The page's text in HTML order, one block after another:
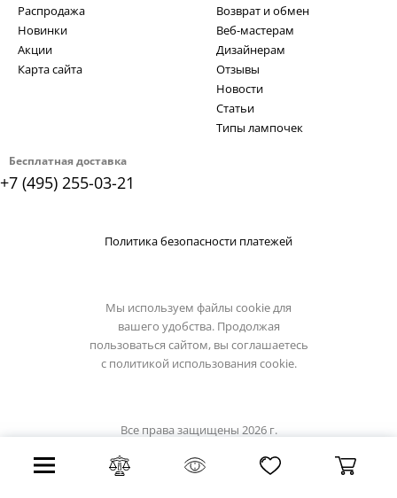
Бесплатная доставка
+7 (495) 255-03-21
Распродажа
Новинки
Акции
Карта сайта
Возврат и обмен
Веб-мастерам
Дизайнерам
Отзывы
Новости
Статьи
Типы лампочек
Политика безопасности платежей
Мы используем файлы cookie для
вашего удобства. Продолжая
пользоваться сайтом, вы соглашаетесь
с политикой использования cookie.
Все права защищены 2026 г.